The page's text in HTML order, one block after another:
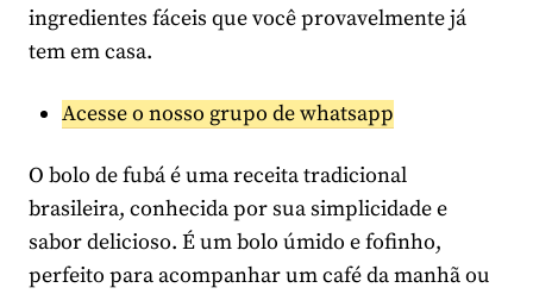
ingredientes fáceis que você provavelmente já
tem em casa.
Acesse o nosso grupo de whatsapp
O bolo de fubá é uma receita tradicional
brasileira, conhecida por sua simplicidade e
sabor delicioso. É um bolo úmido e fofinho,
perfeito para acompanhar um café da manhã ou